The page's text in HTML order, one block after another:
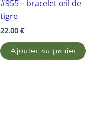
#955 – bracelet œil de
tigre
22,00 €
Ajouter au panier